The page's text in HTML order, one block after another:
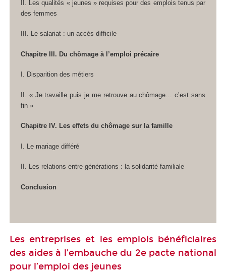
II. Les qualités « jeunes » requises pour des emplois tenus par
des femmes
III. Le salariat : un accès difficile
Chapitre III. Du chômage à l’emploi précaire
I. Disparition des métiers
II. « Je travaille puis je me retrouve au chômage… c’est sans
fin »
Chapitre IV. Les effets du chômage sur la famille
I. Le mariage différé
II. Les relations entre générations : la solidarité familiale
Conclusion
Les entreprises et les emplois bénéficiaires
des aides à l’embauche du 2e pacte national
pour l’emploi des jeunes